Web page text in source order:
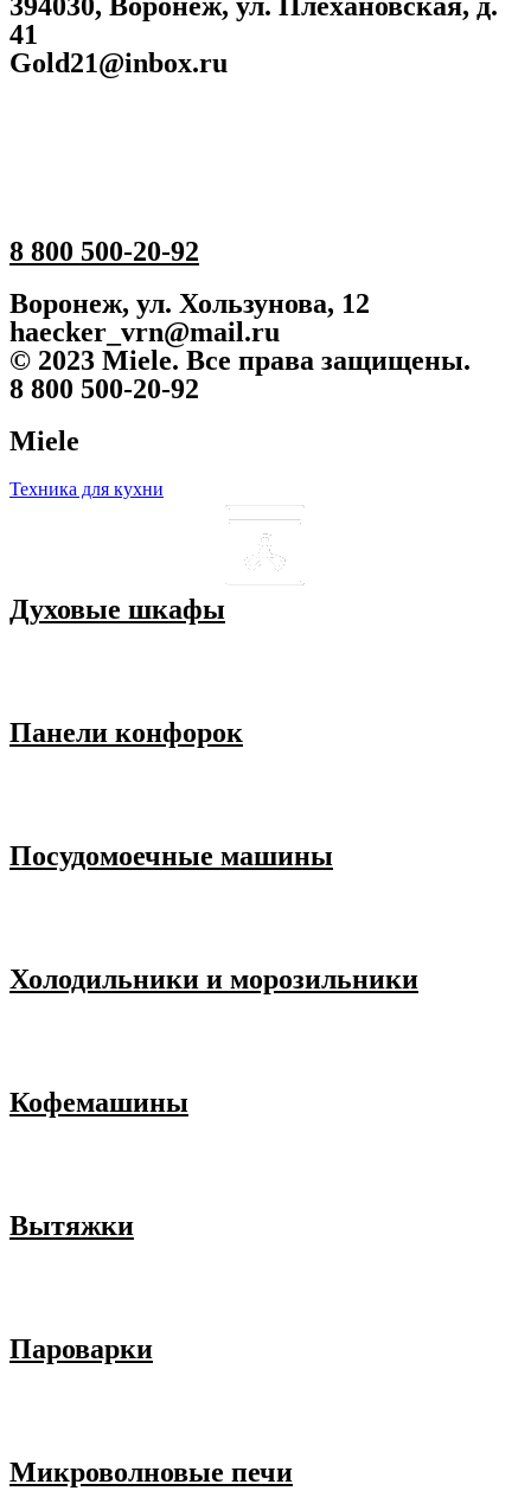
41
Gold21@inbox.ru
8 800 500-20-92
Воронеж, ул. Хользунова, 12
haecker_vrn@mail.ru
© 2023 Miele. Все права защищены.
8 800 500-20-92
Miele
Техника для кухни
Духовые шкафы
Панели конфорок
Посудомоечные машины
Холодильники и морозильники
Кофемашины
Вытяжки
Пароварки
Микроволновые печи